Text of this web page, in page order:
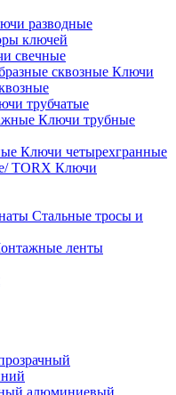
разводные
ключей
свечные
Ключи
трубчатые
Ключи трубные
Ключи четырехгранные
Ключи
Стальные тросы и
ленты